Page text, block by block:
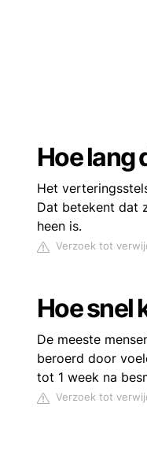
Hoe lang
Het
Dat betekent dat
heen is.
Verzoek tot
Hoe snel
De meeste
beroerd door
tot 1 week na
Verzoek tot